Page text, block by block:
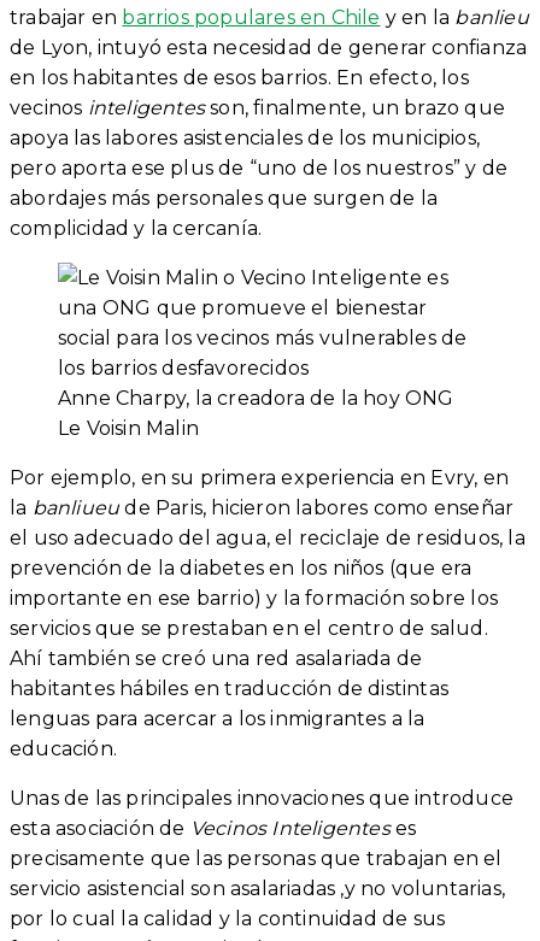
trabajar en barrios populares en Chile y en la banlieu
de Lyon, intuyó esta necesidad de generar confianza
en los habitantes de esos barrios. En efecto, los
vecinos inteligentesson, finalmente, un brazo que
apoya las labores asistenciales de los municipios,
pero aporta ese plus de “uno de los nuestros” y de
abordajes más personales que surgen de la
complicidad y la cercanía.
Anne Charpy, la creadora de la hoy ONG
Le Voisin Malin
Por ejemplo, en su primera experiencia en Evry, en
la banliueu de Paris, hicieron labores como enseñar
el uso adecuado del agua, el reciclaje de residuos, la
prevención de la diabetes en los niños (que era
importante en ese barrio) y la formación sobre los
servicios que se prestaban en el centro de salud.
Ahí también se creó una red asalariada de
habitantes hábiles en traducción de distintas
lenguas para acercar a los inmigrantes a la
educación.
Unas de las principales innovaciones que introduce
esta asociación de Vecinos Inteligenteses
precisamente que las personas que trabajan en el
servicio asistencial son asalariadas ,y no voluntarias,
por lo cual la calidad y la continuidad de sus